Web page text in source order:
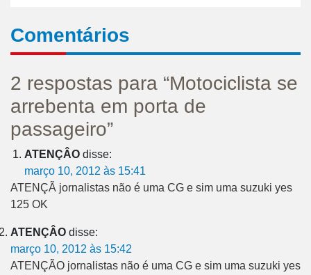
Comentários
2 respostas para “Motociclista se
arrebenta em porta de
passageiro”
ATENÇÂO disse:
março 10, 2012 às 15:41
ATENÇÃ jornalistas não é uma CG e sim uma suzuki yes
125 OK
ATENÇÂO disse:
março 10, 2012 às 15:42
ATENÇÃO jornalistas não é uma CG e sim uma suzuki yes